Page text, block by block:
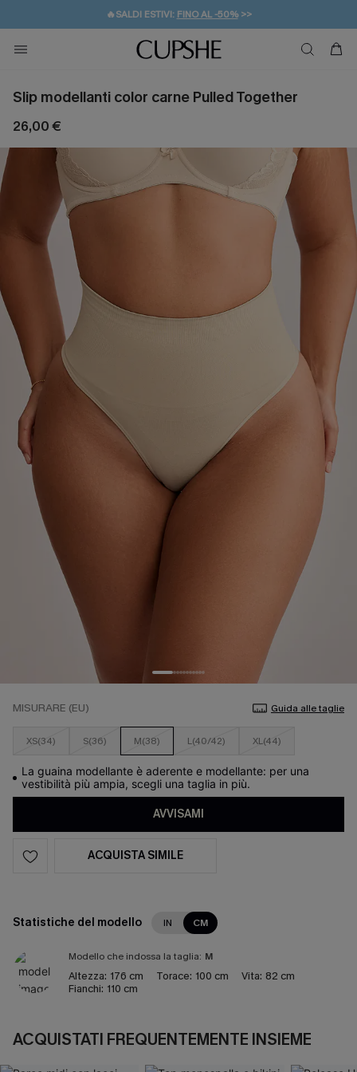
🔥SALDI ESTIVI: FINO AL -50%>>
🚚SPEDIZIONE GRATUITA DA 49€
💌REGALO PER I NUOVI: 20% DI SCONTO*
Slip modellanti color carne Pulled Together
26,00 €
MISURARE (EU) Guida alle taglie
XS(34) S(36) M(38) L(40/42) XL(44)
La guaina modellante è aderente e modellante: per una
vestibilità più ampia, scegli una taglia in più.
AVVISAMI
ACQUISTA SIMILE
Statistiche del modello IN CM
Modello che indossa la taglia: M
Altezza: 176 cm Torace: 100 cm Vita: 82 cm
Fianchi: 110 cm
ACQUISTATI FREQUENTEMENTE INSIEME